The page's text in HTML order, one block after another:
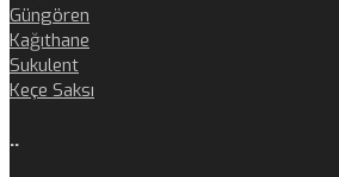
Güngören
Kağıthane
Sukulent
Keçe Saksı
..